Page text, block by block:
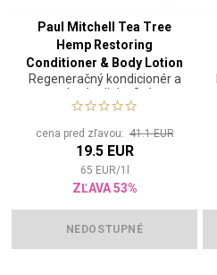
Paul Mitchell Tea Tree
Hemp Restoring
Conditioner & Body Lotion
300ml
Regeneračný kondicionér a
telové mlieko 2v1
cena pred zľavou:41.1 EUR
19.5 EUR
65 EUR/1
ZĽAVA 53%
NEDOSTUPNÉ